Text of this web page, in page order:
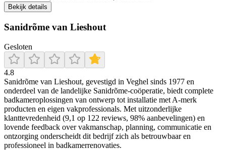
Bekijk details
Sanidrõme van Lieshout
Gesloten
4.8
Sanidrõme van Lieshout, gevestigd in Veghel sinds 1977 en
onderdeel van de landelijke Sanidrõme-coöperatie, biedt complete
badkameroplossingen van ontwerp tot installatie met A‑merk
producten en eigen vakprofessionals. Met uitzonderlijke
klanttevredenheid (9,1 op 122 reviews, 98% aanbevelingen) en
lovende feedback over vakmanschap, planning, communicatie en
ontzorging onderscheidt dit bedrijf zich als betrouwbaar en
professioneel in badkamerrenovaties.